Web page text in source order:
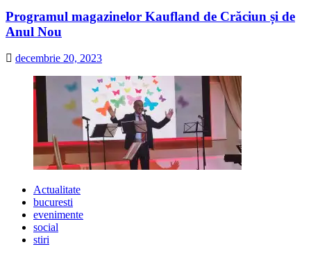
Programul magazinelor Kaufland de Crăciun și de
Anul Nou
decembrie 20, 2023
Actualitate
bucuresti
evenimente
social
stiri